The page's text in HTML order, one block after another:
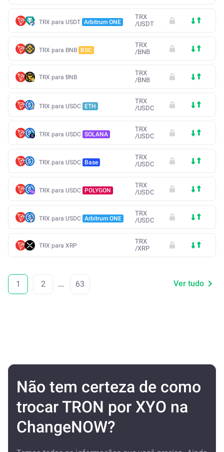
TRX para USDT Arbitrum ONE
TRX
/USDT
TRX para BNB BSC
TRX
/BNB
TRX para BNB
TRX
/BNB
TRX para USDC ETH
TRX
/USDC
TRX para USDC SOLANA
TRX
/USDC
TRX para USDC Base
TRX
/USDC
TRX para USDC POLYGON
TRX
/USDC
TRX para USDC Arbitrum ONE
TRX
/USDC
TRX para XRP
TRX
/XRP
1 2 ... 63 Ver tudo
Não tem certeza de como
trocar TRON por XYO na
ChangeNOW?